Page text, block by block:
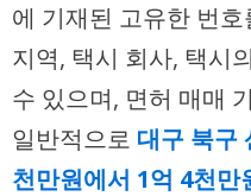
에 기재된 고유한 번
지역, 택시 회사, 택시
수 있으며, 면허 매매
일반적으로 대구 북구
천만원에서 1억 4천만